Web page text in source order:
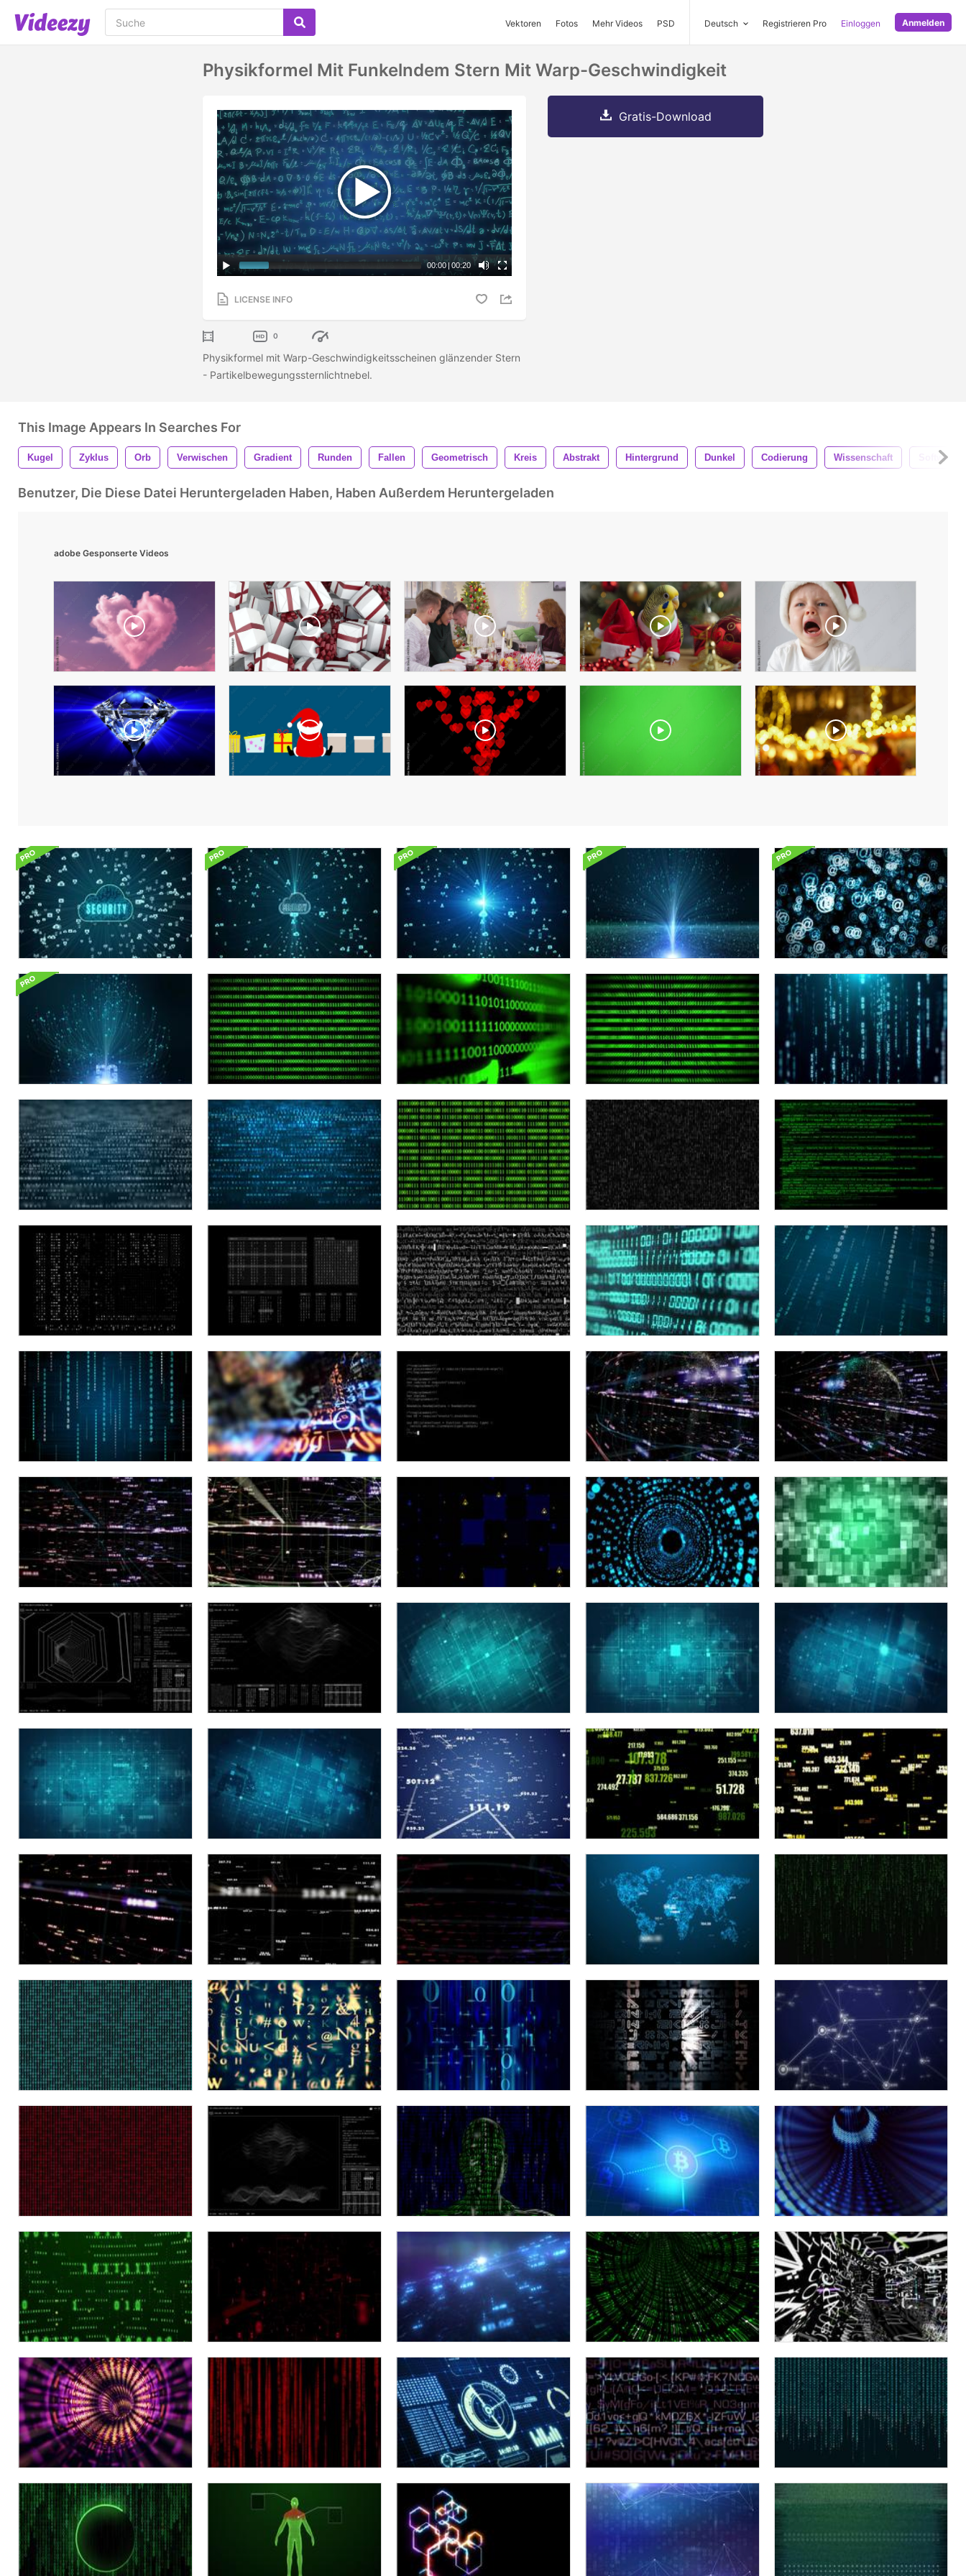
Vektoren Fotos Mehr Videos PSD Deutsch Registrieren Pro Einloggen Anmelden
Physikformel Mit Funkelndem Stern Mit Warp-Geschwindigkeit
00:00 |00:20
LICENSE INFO
0
Physikformel mit Warp-Geschwindigkeitsscheinen glänzender Stern
- Partikelbewegungssternlichtnebel.
Gratis-Download
This Image Appears In Searches For
Kugel Zyklus Orb Verwischen Gradient Runden Fallen Geometrisch Kreis Abstrakt Hintergrund Dunkel Codierung Wissenschaft Software
Benutzer, Die Diese Datei Heruntergeladen Haben, Haben Außerdem Heruntergeladen
adobe Gesponserte Videos